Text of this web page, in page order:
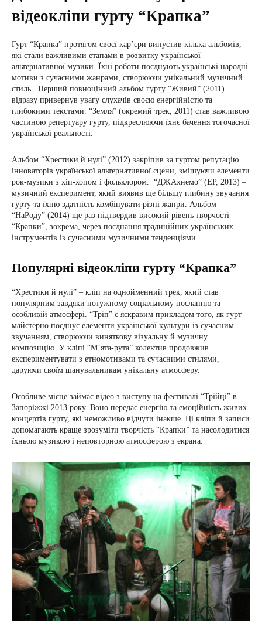
відеокліпи гурту “Крапка”
Гурт “Крапка” протягом своєї кар’єри випустив кілька альбомів,
які стали важливими етапами в розвитку української
альтернативної музики. Їхні роботи поєднують українські народні
мотиви з сучасними жанрами, створюючи унікальний музичний
стиль. Перший повноцінний альбом гурту “Живий” (2011)
відразу привернув увагу слухачів своєю енергійністю та
глибокими текстами. “Земля” (окремий трек, 2011) став важливою
частиною репертуару гурту, підкреслюючи їхнє бачення тогочасної
української реальності.
Альбом “Хрестики й нулі” (2012) закріпив за гуртом репутацію
інноваторів української альтернативної сцени, змішуючи елементи
рок-музики з хіп-хопом і фольклором. “ДЖАхнемо” (EP, 2013) –
музичний експеримент, який виявив ще більшу глибину звучання
гурту та їхню здатність комбінувати різні жанри. Альбом
“НаРоду” (2014) ще раз підтвердив високий рівень творчості
“Крапки”, зокрема, через поєднання традиційних українських
інструментів із сучасними музичними тенденціями.
Популярні відеокліпи гурту “Крапка”
“Хрестики й нулі” – кліп на однойменний трек, який став
популярним завдяки потужному соціальному посланню та
особливій атмосфері. “Тріп” є яскравим прикладом того, як гурт
майстерно поєднує елементи української культури із сучасним
звучанням, створюючи виняткову візуальну й музичну
композицію. У кліпі “М’ята-рута” колектив продовжив
експериментувати з етномотивами та сучасними стилями,
даруючи своїм шанувальникам унікальну атмосферу.
Особливе місце займає відео з виступу на фестивалі “Трійці” в
Запоріжжі 2013 року. Воно передає енергію та емоційність живих
концертів гурту, які неможливо відчути інакше. Ці кліпи й записи
допомагають краще зрозуміти творчість “Крапки” та насолодитися
їхньою музикою і неповторною атмосферою з екрана.